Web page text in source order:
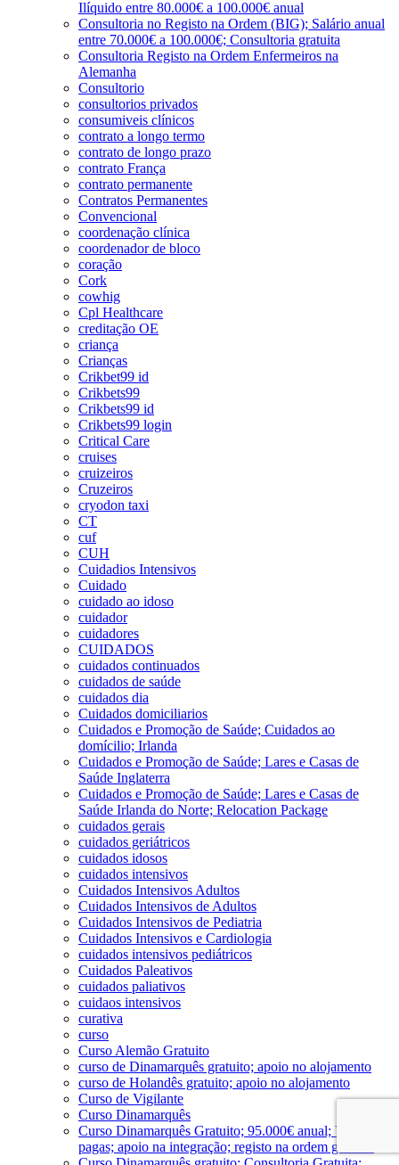
Ilíquido entre 80.000€ a 100.000€ anual
Consultoria no Registo na Ordem (BIG); Salário anual
entre 70.000€ a 100.000€; Consultoria gratuita
Consultoria Registo na Ordem Enfermeiros na
Alemanha
Consultorio
consultorios privados
consumiveis clínicos
contrato a longo termo
contrato de longo prazo
contrato França
contrato permanente
Contratos Permanentes
Convencional
coordenação clínica
coordenador de bloco
coração
Cork
cowhig
Cpl Healthcare
creditação OE
criança
Crianças
Crikbet99 id
Crikbets99
Crikbets99 id
Crikbets99 login
Critical Care
cruises
cruizeiros
Cruzeiros
cryodon taxi
CT
cuf
CUH
Cuidadios Intensivos
Cuidado
cuidado ao idoso
cuidador
cuidadores
CUIDADOS
cuidados continuados
cuidados de saúde
cuidados dia
Cuidados domiciliarios
Cuidados e Promoção de Saúde; Cuidados ao
domícilio; Irlanda
Cuidados e Promoção de Saúde; Lares e Casas de
Saúde Inglaterra
Cuidados e Promoção de Saúde; Lares e Casas de
Saúde Irlanda do Norte; Relocation Package
cuidados gerais
cuidados geriátricos
cuidados idosos
cuidados intensivos
Cuidados Intensivos Adultos
Cuidados Intensivos de Adultos
Cuidados Intensivos de Pediatria
Cuidados Intensivos e Cardiologia
cuidados intensivos pediátricos
Cuidados Paleativos
cuidados paliativos
cuidaos intensivos
curativa
curso
Curso Alemão Gratuito
curso de Dinamarquês gratuito; apoio no alojamento
curso de Holandês gratuito; apoio no alojamento
Curso de Vigilante
Curso Dinamarquês
Curso Dinamarquês Gratuito; 95.000€ anual; Viagens
pagas; apoio na integração; registo na ordem gratuito